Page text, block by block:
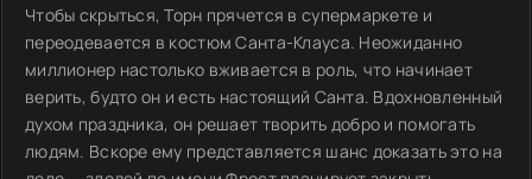
Чтобы скрыться, Торн прячется в супермаркете и
переодевается в костюм Санта-Клауса. Неожиданно
миллионер настолько вживается в роль, что начинает
верить, будто он и есть настоящий Санта. Вдохновленный
духом праздника, он решает творить добро и помогать
людям. Вскоре ему представляется шанс доказать это на